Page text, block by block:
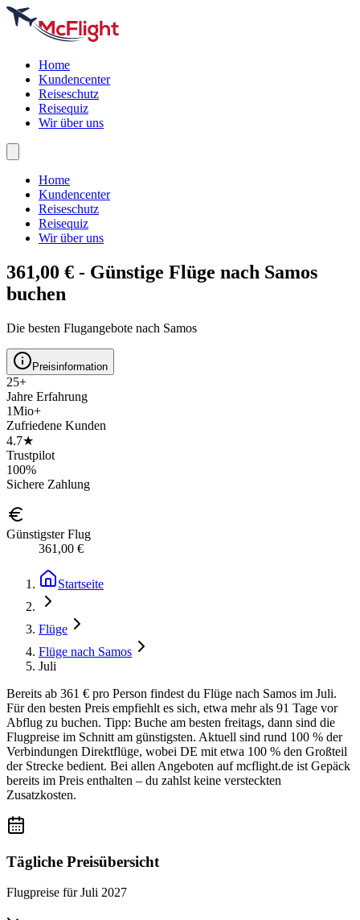
Home
Kundencenter
Reiseschutz
Reisequiz
Wir über uns
Home
Kundencenter
Reiseschutz
Reisequiz
Wir über uns
361,00 € - Günstige Flüge nach Samos
buchen
Die besten Flugangebote nach Samos
Preisinformation
25+
Jahre Erfahrung
1Mio+
Zufriedene Kunden
4.7★
Trustpilot
100%
Sichere Zahlung
Günstigster Flug
361,00 €
Startseite
Flüge
Flüge nach Samos
Juli
Bereits ab 361 € pro Person findest du Flüge nach Samos im Juli.
Für den besten Preis empfiehlt es sich, etwa mehr als 91 Tage vor
Abflug zu buchen. Tipp: Buche am besten freitags, dann sind die
Flugpreise im Schnitt am günstigsten. Aktuell sind rund 100 % der
Verbindungen Direktflüge, wobei DE mit etwa 100 % den Großteil
der Strecke bedient. Bei allen Angeboten auf mcflight.de ist Gepäck
bereits im Preis enthalten – du zahlst keine versteckten
Zusatzkosten.
Tägliche Preisübersicht
Flugpreise fürJuli 2027